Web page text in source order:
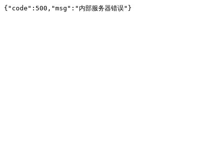
{"code":500,"msg":"内部服务器错误"}